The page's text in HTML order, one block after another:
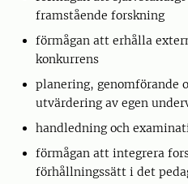
framstående forskning
förmågan att erhålla
konkurrens
planering, genomförande
utvärdering av egen
handledning och
förmågan att integrera
förhållningssätt i det